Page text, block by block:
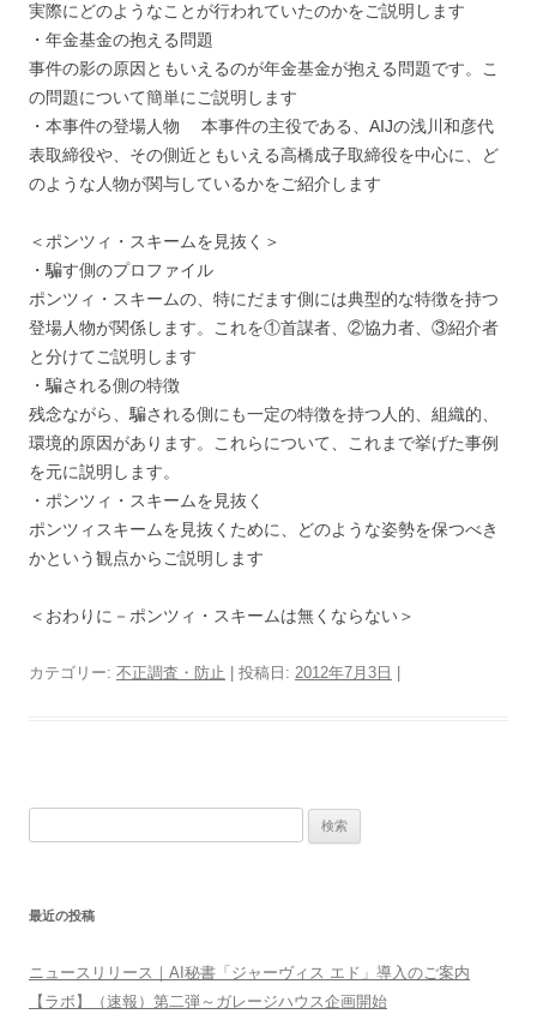
実際にどのようなことが行われていたのかをご説明します
・年金基金の抱える問題
事件の影の原因ともいえるのが年金基金が抱える問題です。こ
の問題について簡単にご説明します
・本事件の登場人物 本事件の主役である、AIJの浅川和彦代
表取締役や、その側近ともいえる高橋成子取締役を中心に、ど
のような人物が関与しているかをご紹介します
＜ポンツィ・スキームを見抜く＞
・騙す側のプロファイル
ポンツィ・スキームの、特にだます側には典型的な特徴を持つ
登場人物が関係します。これを①首謀者、②協力者、③紹介者
と分けてご説明します
・騙される側の特徴
残念ながら、騙される側にも一定の特徴を持つ人的、組織的、
環境的原因があります。これらについて、これまで挙げた事例
を元に説明します。
・ポンツィ・スキームを見抜く
ポンツィスキームを見抜くために、どのような姿勢を保つべき
かという観点からご説明します
＜おわりに－ポンツィ・スキームは無くならない＞
カテゴリー: 不正調査・防止 | 投稿日: 2012年7月3日
最近の投稿
ニュースリリース｜AI秘書「ジャーヴィス エド」導入のご案内
【ラボ】（速報）第二弾～ガレージハウス企画開始